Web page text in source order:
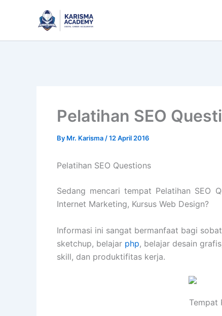
Pelatihan SEO
By Mr. Karisma /12 April 2016
Pelatihan SEO Questions
Sedang mencari tempat Pelatihan SEO
Internet Marketing, Kursus Web Design?
Informasi ini sangat bermanfaat bagi
sketchup, belajar php, belajar desain
skill, dan produktifitas kerja.
Tempat